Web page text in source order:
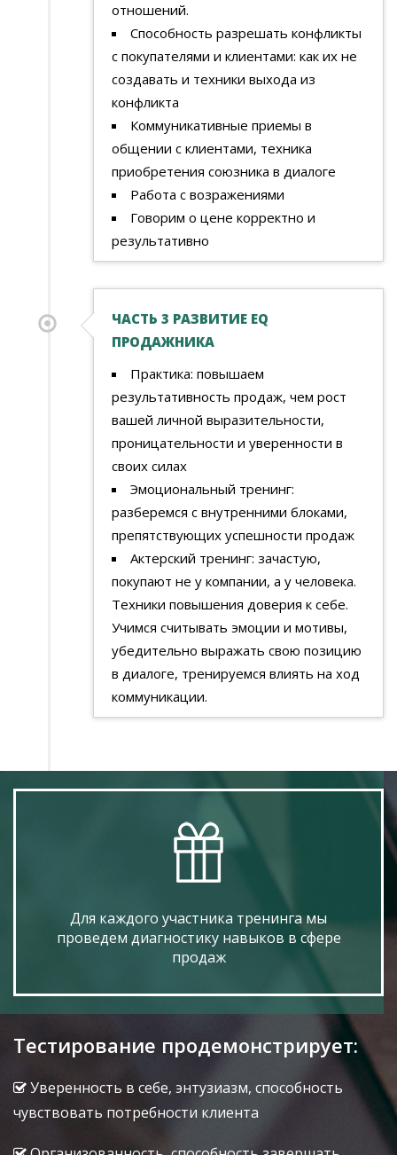
отношений.
Способность разрешать конфликты
с покупателями и клиентами: как их не
создавать и техники выхода из
конфликта
Коммуникативные приемы в
общении с клиентами, техника
приобретения союзника в диалоге
Работа с возражениями
Говорим о цене корректно и
результативно
ЧАСТЬ 3 РАЗВИТИЕ EQ
ПРОДАЖНИКА
Практика: повышаем
результативность продаж, чем рост
вашей личной выразительности,
проницательности и уверенности в
своих силах
Эмоциональный тренинг:
разберемся с внутренними блоками,
препятствующих успешности продаж
Актерский тренинг: зачастую,
покупают не у компании, а у человека.
Техники повышения доверия к себе.
Учимся считывать эмоции и мотивы,
убедительно выражать свою позицию
в диалоге, тренируемся влиять на ход
коммуникации.
Для каждого участника тренинга мы
проведем диагностику навыков в сфере
продаж
Тестирование продемонстрирует:
Уверенность в себе, энтузиазм, способность
чувствовать потребности клиента